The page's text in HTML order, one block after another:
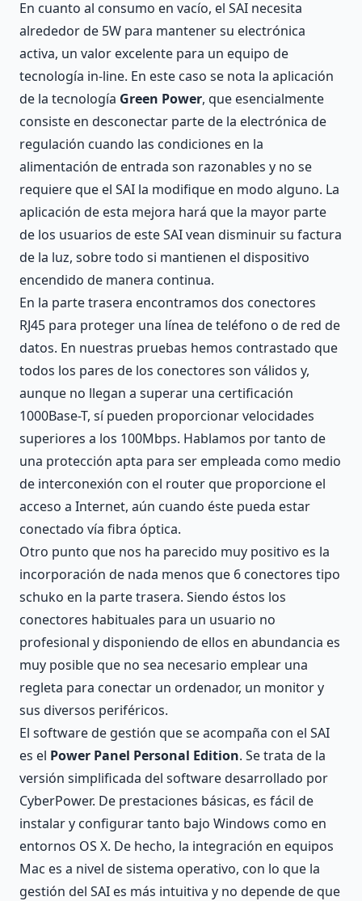
En cuanto al consumo en vacío, el SAI necesita
alrededor de 5W para mantener su electrónica
activa, un valor excelente para un equipo de
tecnología in-line. En este caso se nota la aplicación
de la tecnología Green Power, que esencialmente
consiste en desconectar parte de la electrónica de
regulación cuando las condiciones en la
alimentación de entrada son razonables y no se
requiere que el SAI la modifique en modo alguno. La
aplicación de esta mejora hará que la mayor parte
de los usuarios de este SAI vean disminuir su factura
de la luz, sobre todo si mantienen el dispositivo
encendido de manera continua.
En la parte trasera encontramos dos conectores
RJ45 para proteger una línea de teléfono o de red de
datos. En nuestras pruebas hemos contrastado que
todos los pares de los conectores son válidos y,
aunque no llegan a superar una certificación
1000Base-T, sí pueden proporcionar velocidades
superiores a los 100Mbps. Hablamos por tanto de
una protección apta para ser empleada como medio
de interconexión con el router que proporcione el
acceso a Internet, aún cuando éste pueda estar
conectado vía fibra óptica.
Otro punto que nos ha parecido muy positivo es la
incorporación de nada menos que 6 conectores tipo
schuko en la parte trasera. Siendo éstos los
conectores habituales para un usuario no
profesional y disponiendo de ellos en abundancia es
muy posible que no sea necesario emplear una
regleta para conectar un ordenador, un monitor y
sus diversos periféricos.
El software de gestión que se acompaña con el SAI
es el Power Panel Personal Edition. Se trata de la
versión simplificada del software desarrollado por
CyberPower. De prestaciones básicas, es fácil de
instalar y configurar tanto bajo Windows como en
entornos OS X. De hecho, la integración en equipos
Mac es a nivel de sistema operativo, con lo que la
gestión del SAI es más intuitiva y no depende de que